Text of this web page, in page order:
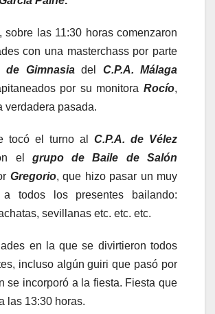
sobre las 11:30 horas comenzaron
con una masterchass por parte
de Gimnasiadel C.P.A. Málaga
por su monitora Rocío,
verdadera pasada.
tocó el turno al C.P.A. de Vélez
el grupo de Baile de Salón
Gregorio, que hizo pasar un muy
todos los presentes bailando:
sevillanas etc. etc. etc.
en la que se divirtieron todos
incluso algún guiri que pasó por
se incorporó a la fiesta. Fiesta que
las 13:30 horas.